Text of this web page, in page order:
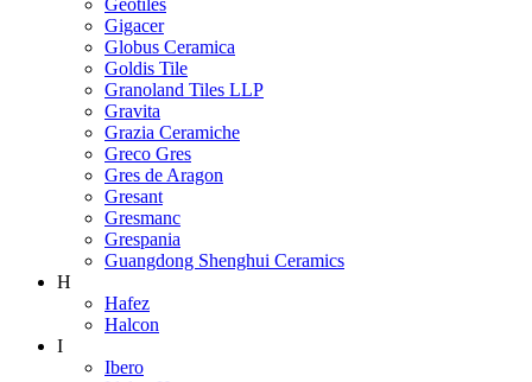
Gigacer
Globus Ceramica
Goldis Tile
Granoland Tiles LLP
Gravita
Grazia Ceramiche
Greco Gres
Gres de Aragon
Gresant
Gresmanc
Grespania
Guangdong Shenghui Ceramics
H
Hafez
Halcon
I
Ibero